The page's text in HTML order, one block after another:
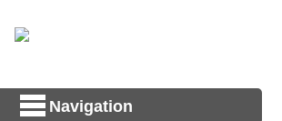
Navigation